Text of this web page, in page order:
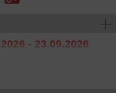
- 23.09.2026